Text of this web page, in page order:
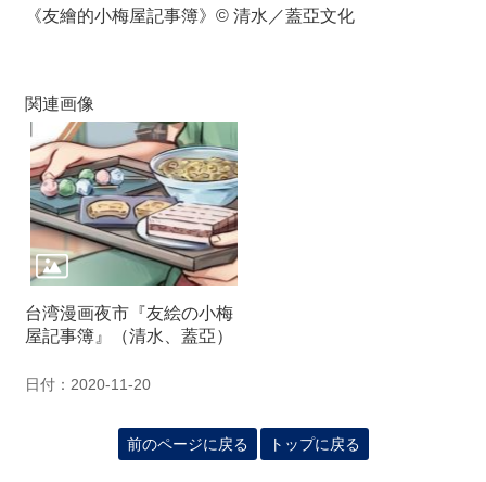
事
台
湾
の
本
連
リ
ク
《友繪的小梅屋記事簿》© 清水／蓋亞文化
関連画像
台湾漫画夜市『友絵の小梅
屋記事簿』（清水、蓋亞）
日付：2020-11-20
前のページに戻る トップに戻る